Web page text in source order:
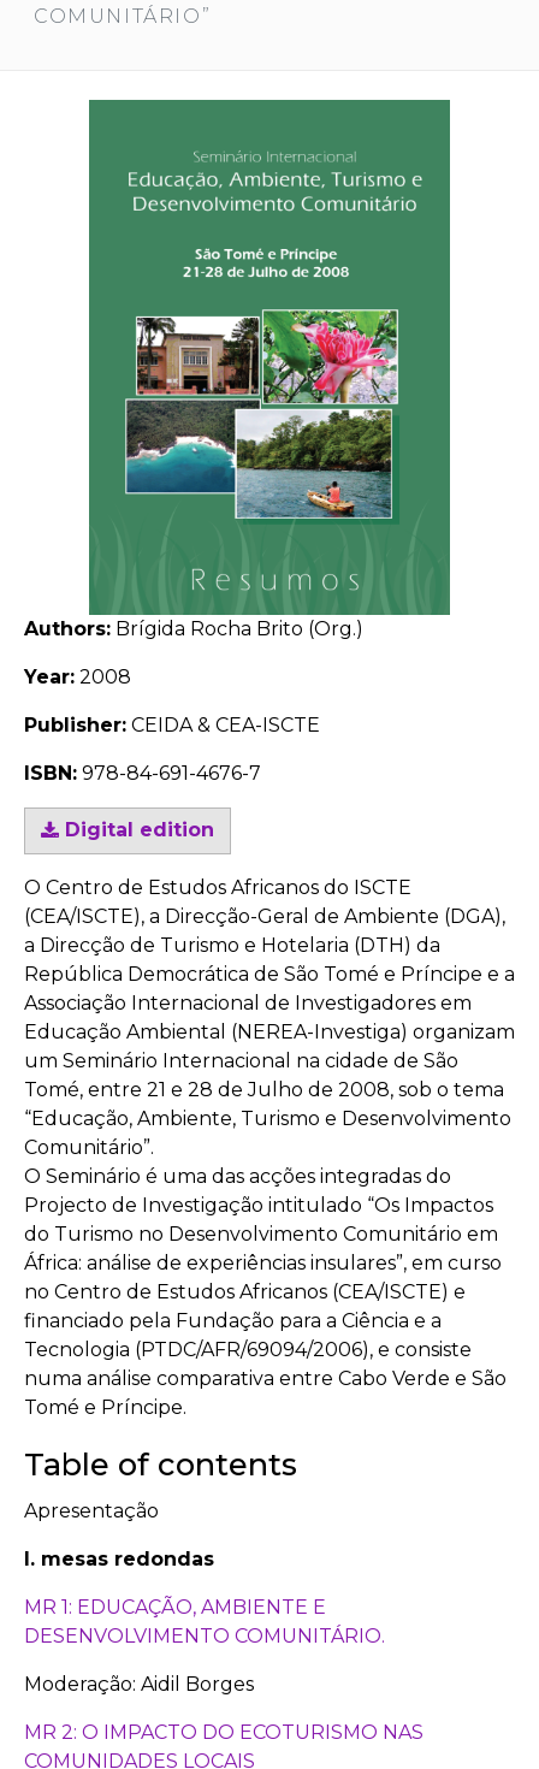
COMUNITÁRIO”
Authors: Brígida Rocha Brito (Org.)
Year: 2008
Publisher: CEIDA & CEA-ISCTE
ISBN: 978-84-691-4676-7
Digital edition
O Centro de Estudos Africanos do ISCTE
(CEA/ISCTE), a Direcção-Geral de Ambiente (DGA),
a Direcção de Turismo e Hotelaria (DTH) da
República Democrática de São Tomé e Príncipe e a
Associação Internacional de Investigadores em
Educação Ambiental (NEREA-Investiga) organizam
um Seminário Internacional na cidade de São
Tomé, entre 21 e 28 de Julho de 2008, sob o tema
“Educação, Ambiente, Turismo e Desenvolvimento
Comunitário”.
O Seminário é uma das acções integradas do
Projecto de Investigação intitulado “Os Impactos
do Turismo no Desenvolvimento Comunitário em
África: análise de experiências insulares”, em curso
no Centro de Estudos Africanos (CEA/ISCTE) e
financiado pela Fundação para a Ciência e a
Tecnologia (PTDC/AFR/69094/2006), e consiste
numa análise comparativa entre Cabo Verde e São
Tomé e Príncipe.
Table of contents
Apresentação
I. mesas redondas
MR 1: EDUCAÇÃO, AMBIENTE E
DESENVOLVIMENTO COMUNITÁRIO.
Moderação: Aidil Borges
MR 2: O IMPACTO DO ECOTURISMO NAS
COMUNIDADES LOCAIS